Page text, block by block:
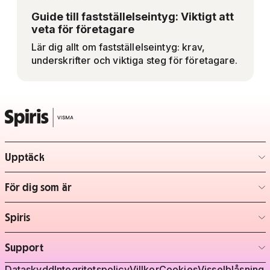
Guide till fastställelseintyg: Viktigt att
veta för företagare
Lär dig allt om fastställelseintyg: krav,
underskrifter och viktiga steg för företagare.
Upptäck
– klicka för att expandera lista
För dig som är
– klicka för att expandera lista
Spiris
– klicka för att expandera lista
Support
– klicka för att expandera lista